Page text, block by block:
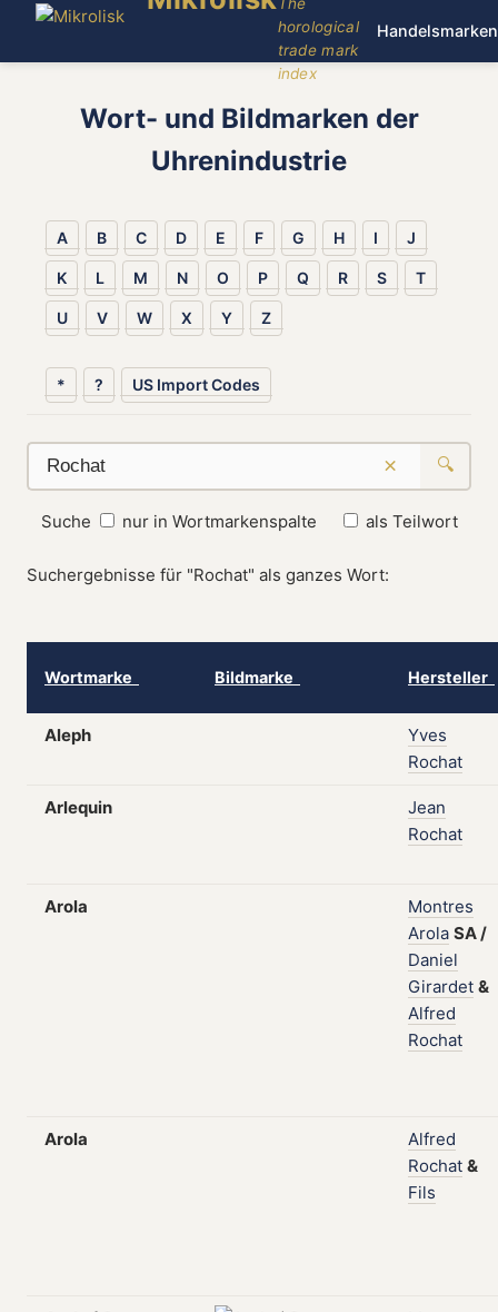
horological
trade mark
index
Handelsmarken
Wort- und Bildmarken der
Uhrenindustrie
A B C D E F G H I J
K L M N O P Q R S T
U V W X Y Z
* ? US Import Codes
× 🔍
Suche nur in Wortmarkenspalte als Teilwort
Suchergebnisse für "Rochat" als ganzes Wort:
Wortmarke Bildmarke Hersteller
Aleph
Yves
Rochat
Arlequin
Jean
Rochat
Arola
Montres
Arola SA/
Daniel
Girardet &
Alfred
Rochat
Arola
Alfred
Rochat &
Fils